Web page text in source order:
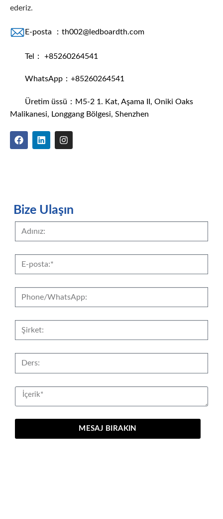
ederiz.
E-posta ： th002@ledboardth.com
Tel： +85260264541
WhatsApp：+85260264541
Üretim üssü：M5-2 1. Kat, Aşama II, Oniki Oaks
Malikanesi, Longgang Bölgesi, Shenzhen
Bize Ulaşın
MESAJ BIRAKIN